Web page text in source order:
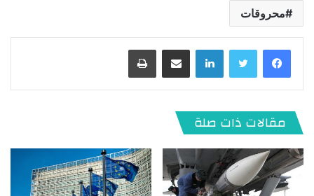
محروقات
لينكدإن
مقالات ذات صلة